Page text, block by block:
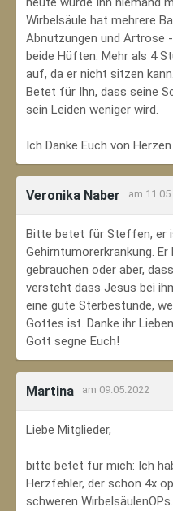
Wirbelsäule hat mehrere
Abnutzungen und Artrose
beide Hüften. Mehr als 4
auf, da er nicht sitzen kann.
Betet für Ihn, dass seine
sein Leiden weniger wird.
Ich Danke Euch von
Veronika Naber am
Bitte betet für Steffen, er
Gehirntumorerkrankung.
gebrauchen oder aber,
versteht dass Jesus bei
eine gute Sterbestunde,
Gottes ist. Danke ihr
Gott segne Euch!
Martina am 09.05.2022
Liebe Mitglieder,
bitte betet für mich: Ich
Herzfehler, der schon 4x
schweren